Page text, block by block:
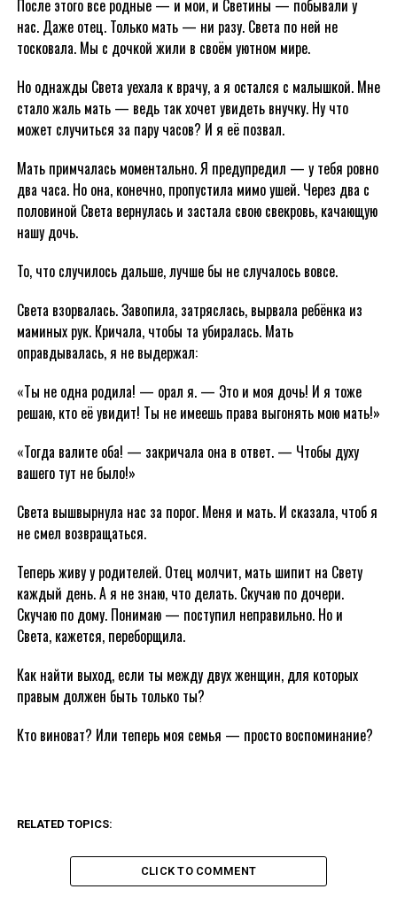
После этого все родные — и мои, и Светины — побывали у
нас. Даже отец. Только мать — ни разу. Света по ней не
тосковала. Мы с дочкой жили в своём уютном мире.
Но однажды Света уехала к врачу, а я остался с малышкой. Мне
стало жаль мать — ведь так хочет увидеть внучку. Ну что
может случиться за пару часов? И я её позвал.
Мать примчалась моментально. Я предупредил — у тебя ровно
два часа. Но она, конечно, пропустила мимо ушей. Через два с
половиной Света вернулась и застала свою свекровь, качающую
нашу дочь.
То, что случилось дальше, лучше бы не случалось вовсе.
Света взорвалась. Завопила, затряслась, вырвала ребёнка из
маминых рук. Кричала, чтобы та убиралась. Мать
оправдывалась, я не выдержал:
«Ты не одна родила! — орал я. — Это и моя дочь! И я тоже
решаю, кто её увидит! Ты не имеешь права выгонять мою мать!»
«Тогда валите оба! — закричала она в ответ. — Чтобы духу
вашего тут не было!»
Света вышвырнула нас за порог. Меня и мать. И сказала, чтоб я
не смел возвращаться.
Теперь живу у родителей. Отец молчит, мать шипит на Свету
каждый день. А я не знаю, что делать. Скучаю по дочери.
Скучаю по дому. Понимаю — поступил неправильно. Но и
Света, кажется, переборщила.
Как найти выход, если ты между двух женщин, для которых
правым должен быть только ты?
Кто виноват? Или теперь моя семья — просто воспоминание?
RELATED TOPICS:
CLICK TO COMMENT